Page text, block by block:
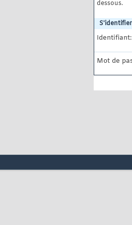
dessous.
S'identifier
Identifiant:
Mot de